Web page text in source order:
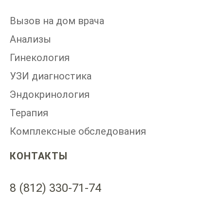
Вызов на дом врача
Анализы
Гинекология
УЗИ диагностика
Эндокринология
Терапия
Комплексные обследования
КОНТАКТЫ
8 (812) 330-71-74